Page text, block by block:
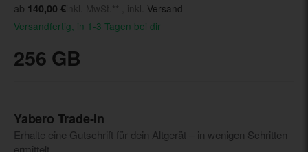
ab 140,00 €inkl. MwSt.** , inkl. Versand
Versandfertig, in 1-3 Tagen bei dir
256 GB
Yabero Trade‑In
Erhalte eine Gutschrift für dein Altgerät – in wenigen Schritten
ermittelt.